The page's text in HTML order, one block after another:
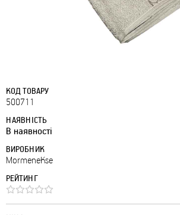
КОД ТОВАРУ
500711
НАЯВНІСТЬ
В наявності
ВИРОБНИК
MormeneKse
РЕЙТИНГ